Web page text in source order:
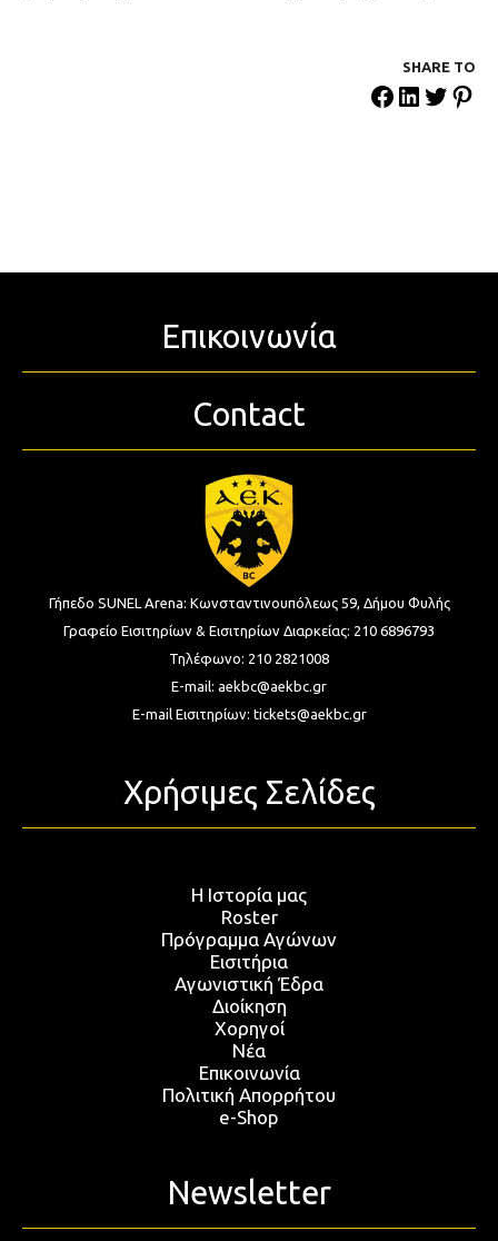
SHARE ΤΟ
Επικοινωνία
Contact
Γήπεδο SUNEL Arena: Κωνσταντινουπόλεως 59, Δήμου Φυλής
Γραφείο Εισιτηρίων & Εισιτηρίων Διαρκείας: 210 6896793
Τηλέφωνο: 210 2821008
E-mail: aekbc@aekbc.gr
E-mail Εισιτηρίων: tickets@aekbc.gr
Χρήσιμες Σελίδες
Η Ιστορία μας
Roster
Πρόγραμμα Αγώνων
Εισιτήρια
Αγωνιστική Έδρα
Διοίκηση
Χορηγοί
Νέα
Επικοινωνία
Πολιτική Απορρήτου
e-Shop
Newsletter